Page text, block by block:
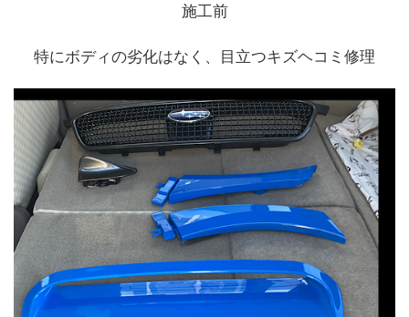
施工前
特にボディの劣化はなく、目立つキズヘコミ修理